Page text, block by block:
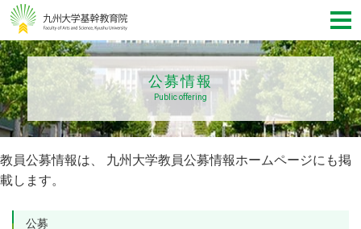
公募情報
Public offering
教員公募情報は、 九州大学教員公募情報ホームページにも掲
載します。
公募